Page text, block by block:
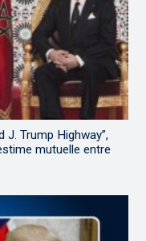
J. Trump Highway”,
mutuelle entre